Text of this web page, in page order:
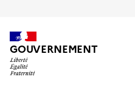
GOUVERNEMENT